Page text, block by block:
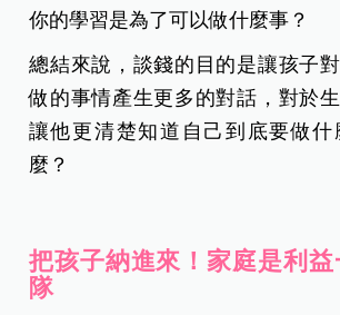
你的學習是為了可以做什麼事？
總結來說，談錢的目的是讓孩子
做的事情產生更多的對話，對於
讓他更清楚知道自己到底要做
麼？
把孩子納進來！家庭是利益
隊